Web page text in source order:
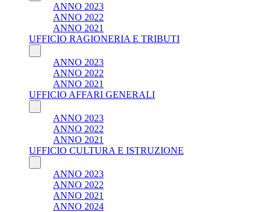
ANNO 2023
ANNO 2022
ANNO 2021
UFFICIO RAGIONERIA E TRIBUTI
ANNO 2023
ANNO 2022
ANNO 2021
UFFICIO AFFARI GENERALI
ANNO 2023
ANNO 2022
ANNO 2021
UFFICIO CULTURA E ISTRUZIONE
ANNO 2023
ANNO 2022
ANNO 2021
ANNO 2024